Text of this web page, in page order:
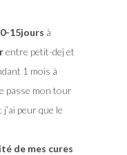
15jours à
entre petit-dej et
1 mois à
passe mon tour
peur que le
de mes cures